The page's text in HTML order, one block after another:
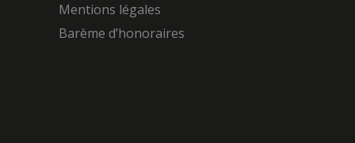
Mentions légales
Barème d’honoraires